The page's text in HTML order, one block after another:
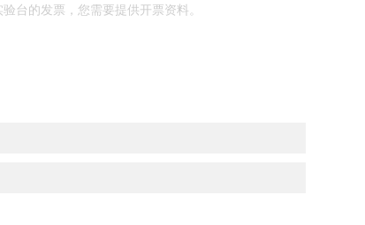
台的发票，您需要提供开票资料。